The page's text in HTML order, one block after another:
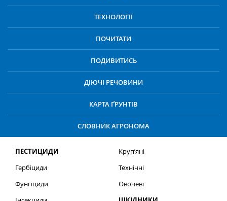
ТЕХНОЛОГІЇ
ПОЧИТАТИ
ПОДИВИТИСЬ
ДІЮЧІ РЕЧОВИНИ
КАРТА ҐРУНТІВ
СЛОВНИК АГРОНОМА
ПЕСТИЦИДИ
Гербіциди
Фунгіциди
Круп’яні
Технічні
Овочеві